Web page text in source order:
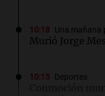
10:18 Una mañana
Murió Jorge
10:15 Deportes
Conmoción